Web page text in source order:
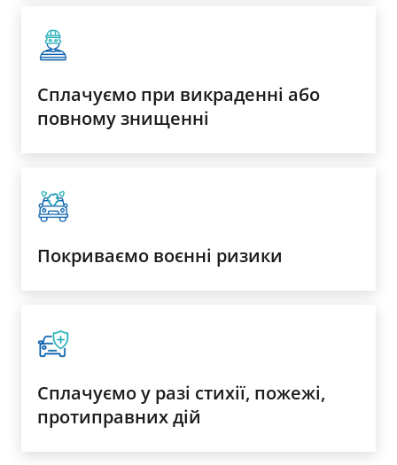
Сплачуємо при викраденні або
повному знищенні
Покриваємо воєнні ризики
Сплачуємо у разі стихії, пожежі,
протиправних дій